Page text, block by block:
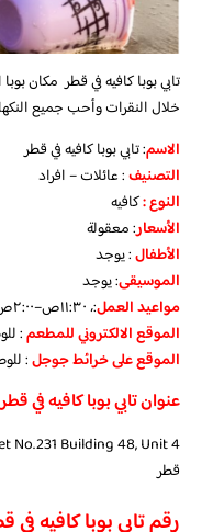
تابي بوبا كافيه في قطر مكان
خلال النقرات وأحب جميع
الاسم: تابي بوبا كافيه في قطر
التصنيف: عائلات – افراد
النوع :كافيه
الأسعار:معقولة
الأطفال:يوجد
الموسيقى:يوجد
مواعيد العمل:، ١١:٣٠ص–٢:٠٠ص
الموقع الالكتروني للمطعم:
الموقع على خرائط جوجل:
عنوان تابي بوبا كافيه في قطر
قطر
رقم تابي بوبا كافيه في